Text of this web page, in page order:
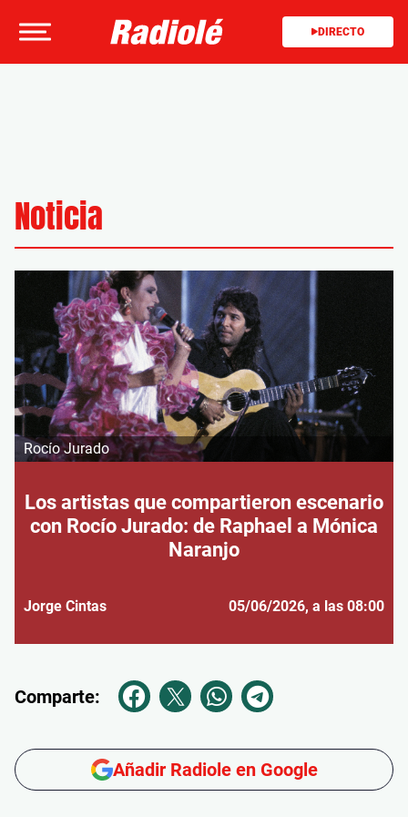
DIRECTO
Noticia
Rocío Jurado
Los artistas que compartieron escenario
con Rocío Jurado: de Raphael a Mónica
Naranjo
Jorge Cintas 05/06/2026, a las 08:00
Comparte:
Añadir Radiole en Google